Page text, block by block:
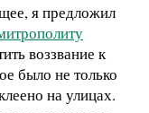
я предложил
воззвание к
было не только
на улицах.